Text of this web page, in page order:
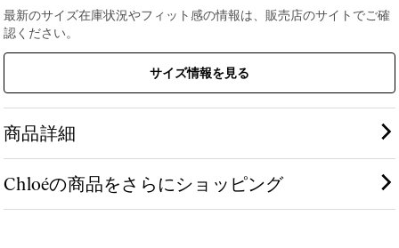
最新のサイズ在庫状況やフィット感の情報は、販売店のサイトでご確
認ください。
サイズ情報を見る
商品詳細
Chloéの商品をさらにショッピング